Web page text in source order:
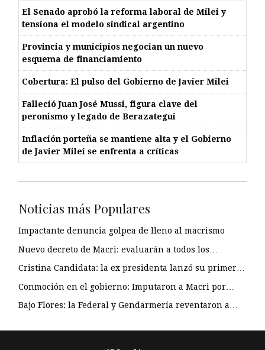
El Senado aprobó la reforma laboral de Milei y
tensiona el modelo sindical argentino
Provincia y municipios negocian un nuevo
esquema de financiamiento
Cobertura: El pulso del Gobierno de Javier Milei
Falleció Juan José Mussi, figura clave del
peronismo y legado de Berazategui
Inflación porteña se mantiene alta y el Gobierno
de Javier Milei se enfrenta a críticas
Noticias más Populares
Impactante denuncia golpea de lleno al macrismo
Nuevo decreto de Macri: evaluarán a todos los…
Cristina Candidata: la ex presidenta lanzó su primer…
Conmoción en el gobierno: Imputaron a Macri por…
Bajo Flores: la Federal y Gendarmería reventaron a…